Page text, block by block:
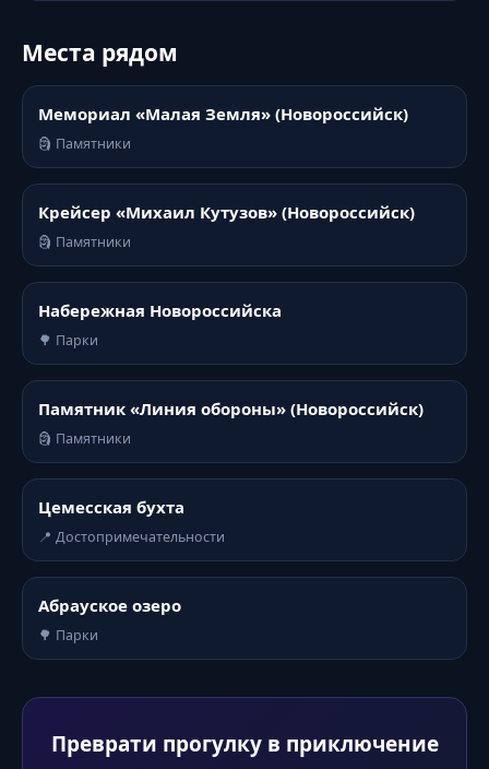
Места рядом
Мемориал «Малая Земля» (Новороссийск)
🗿 Памятники
Крейсер «Михаил Кутузов» (Новороссийск)
🗿 Памятники
Набережная Новороссийска
🌳 Парки
Памятник «Линия обороны» (Новороссийск)
🗿 Памятники
Цемесская бухта
📍 Достопримечательности
Абрауское озеро
🌳 Парки
Преврати прогулку в приключение